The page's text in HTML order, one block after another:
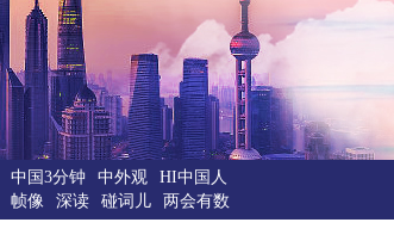
中国3分钟 中外观
HI中国人
帧像 深读 碰词儿 两会有数